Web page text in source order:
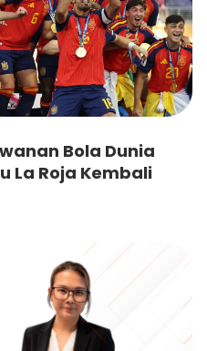
Bola Dunia
La Roja Kembali